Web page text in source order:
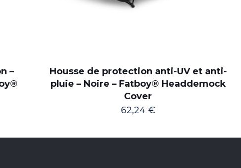
–
Housse de protection anti-UV et anti-
pluie – Noire – Fatboy® Headdemock
Cover
62,24 €